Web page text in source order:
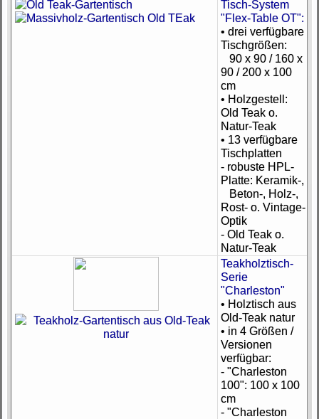
Tisch-System
"Flex-Table OT":
• drei verfügbare
Tischgrößen:
90 x 90 / 160 x
90 / 200 x 100
cm
• Holzgestell:
Old Teak o.
Natur-Teak
• 13 verfügbare
Tischplatten
- robuste HPL-
Platte: Keramik-,
Beton-, Holz-,
Rost- o. Vintage-
Optik
- Old Teak o.
Natur-Teak
Teakholztisch-
Serie
"Charleston"
• Holztisch aus
Old-Teak natur
• in 4 Größen /
Versionen
verfügbar:
- "Charleston
100": 100 x 100
cm
- "Charleston